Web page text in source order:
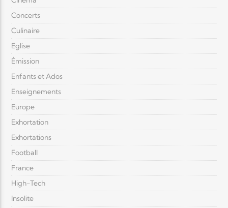
Concerts
Culinaire
Eglise
Émission
Enfants et Ados
Enseignements
Europe
Exhortation
Exhortations
Football
France
High-Tech
Insolite